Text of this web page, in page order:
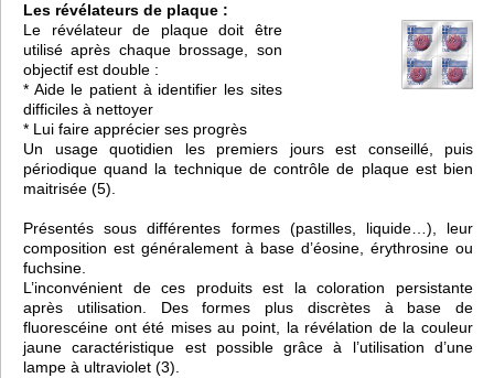
Les révélateurs de plaque :
Le révélateur de plaque doit être
utilisé après chaque brossage, son
objectif est double :
* Aide le patient à identifier les sites
difficiles à nettoyer
* Lui faire apprécier ses progrès
Un usage quotidien les premiers jours est conseillé, puis
périodique quand la technique de contrôle de plaque est bien
maitrisée (5).
Présentés sous différentes formes (pastilles, liquide…), leur
composition est généralement à base d’éosine, érythrosine ou
fuchsine.
L’inconvénient de ces produits est la coloration persistante
après utilisation. Des formes plus discrètes à base de
fluorescéine ont été mises au point, la révélation de la couleur
jaune caractéristique est possible grâce à l’utilisation d’une
lampe à ultraviolet (3).